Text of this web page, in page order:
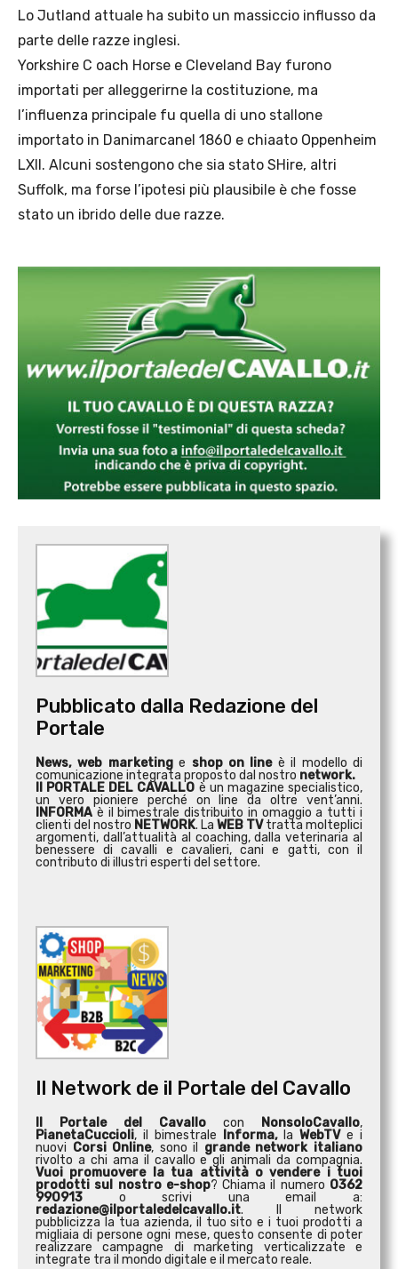
Lo Jutland attuale ha subito un massiccio influsso da
parte delle razze inglesi.
Yorkshire C oach Horse e Cleveland Bay furono
importati per alleggerirne la costituzione, ma
l’influenza principale fu quella di uno stallone
importato in Danimarcanel 1860 e chiaato Oppenheim
LXII. Alcuni sostengono che sia stato SHire, altri
Suffolk, ma forse l’ipotesi più plausibile è che fosse
stato un ibrido delle due razze.
Pubblicato dalla Redazione del
Portale
News, web marketinge shop on line è il modello di
comunicazione integrata proposto dal nostro network.
Il PORTALE DEL CAVALLO è un magazine specialistico,
un vero pioniere perché on line da oltre vent’anni.
INFORMA è il bimestrale distribuito in omaggio a tutti i
clienti del nostro NETWORK. La WEB TVtratta molteplici
argomenti, dall’attualità al coaching, dalla veterinaria al
benessere di cavalli e cavalieri, cani e gatti, con il
contributo di illustri esperti del settore.
Il Network de il Portale del Cavallo
Il Portale del Cavallo con NonsoloCavallo,
PianetaCuccioli, il bimestrale Informa,laWebTVe i
nuovi Corsi Online, sono il grande network italiano
rivolto a chi ama il cavallo e gli animali da compagnia.
Vuoi promuovere la tua attività ovendere i tuoi
prodotti sul nostro e-shop? Chiama il numero 0362
990913 o scrivi una email a:
redazione@ilportaledelcavallo.it. Il network
pubblicizza la tua azienda, il tuo sito e i tuoi prodotti a
migliaia di persone ogni mese, questo consente di poter
realizzare campagne di marketing verticalizzate e
integrate tra il mondo digitale e il mercato reale.